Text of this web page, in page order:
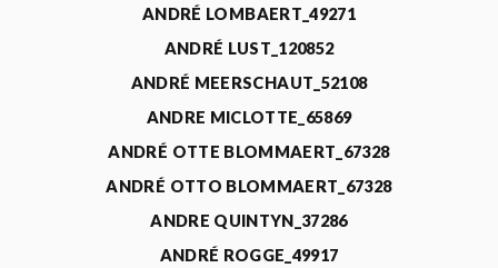
ANDRÉ LOMBAERT_49271
ANDRÉ LUST_120852
ANDRÉ MEERSCHAUT_52108
ANDRE MICLOTTE_65869
ANDRÉ OTTE BLOMMAERT_67328
ANDRÉ OTTO BLOMMAERT_67328
ANDRE QUINTYN_37286
ANDRÉ ROGGE_49917